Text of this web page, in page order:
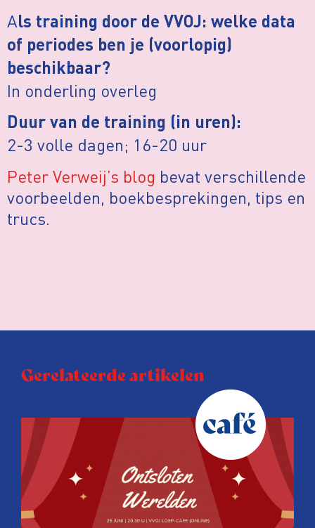
Als training door de VVOJ: welke data
of periodes ben je (voorlopig)
beschikbaar?
In onderling overleg
Duur van de training (in uren):
2-3 volle dagen; 16-20 uur
Peter Verweij’s blog bevat verschillende
voorbeelden, boekbesprekingen, tips en
trucs.
Gerelateerde artikelen